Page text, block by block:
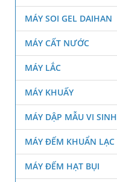
MÁY SOI GEL DAIHAN
MÁY CẤT NƯỚC
MÁY LẮC
MÁY KHUẤY
MÁY DẬP MẪU VI SINH
MÁY ĐẾM KHUẨN LẠC
MÁY ĐẾM HẠT BỤI